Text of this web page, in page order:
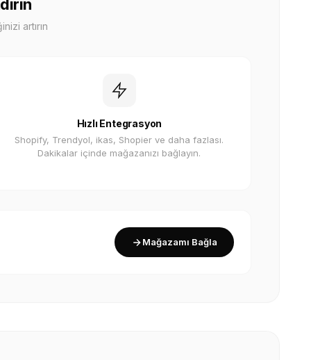
artırın
Hızlı Entegrasyon
Shopify, Trendyol, ikas, Shopier ve daha fazlası.
Dakikalar içinde mağazanızı bağlayın.
Mağazamı Bağla